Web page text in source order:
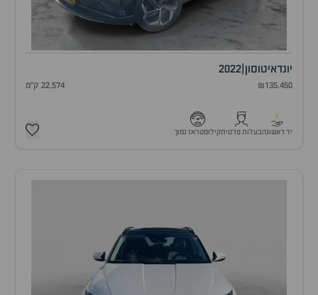
יונדאיטוסון 2022
₪135,450 22,574 ק"מ
1
יד ראשונהבעלות פרטיתקילומטראז נמוך